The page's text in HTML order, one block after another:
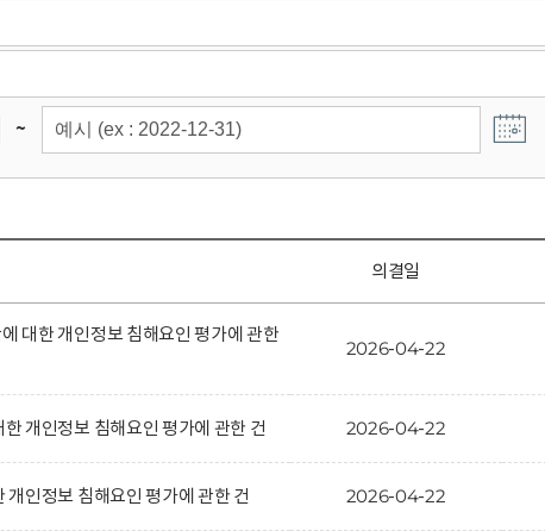
~
의결일
대한 개인정보 침해요인 평가에 관한
2026-04-22
개인정보 침해요인 평가에 관한 건 2026-04-22
개인정보 침해요인 평가에 관한 건 2026-04-22